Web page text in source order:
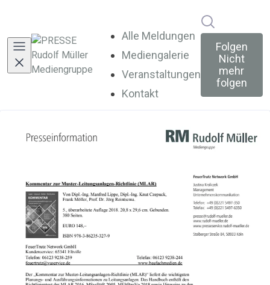
Alle Meldungen
Mediengalerie
Veranstaltungen
Kontakt
Folgen
Nicht
mehr
folgen